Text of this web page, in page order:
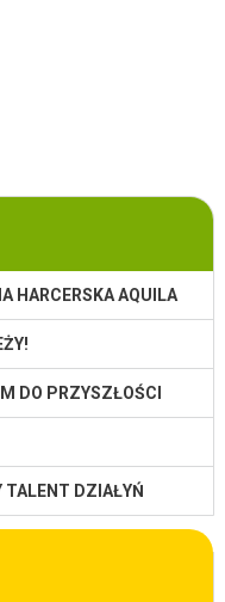
HARCERSKA AQUILA
DO PRZYSZŁOŚCI
TALENT DZIAŁYŃ